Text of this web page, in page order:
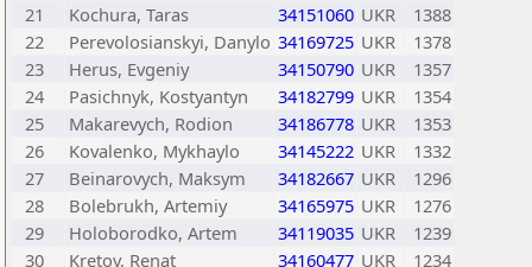
21
Kochura, Taras 34151060 UKR
1388
22
Perevolosianskyi, Danylo 34169725 UKR
1378
23
Herus, Evgeniy 34150790 UKR
1357
24
Pasichnyk, Kostyantyn 34182799 UKR
1354
25
Makarevych, Rodion 34186778 UKR
1353
26
Kovalenko, Mykhaylo 34145222 UKR
1332
27
Beinarovych, Maksym 34182667 UKR
1296
28
Bolebrukh, Artemiy 34165975 UKR
1276
29
Holoborodko, Artem 34119035 UKR
1239
30
Kretov, Renat 34160477 UKR
1234